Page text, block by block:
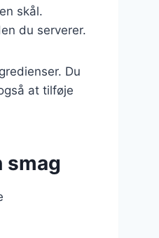
skål.
du serverer.
Du
at tilføje
smag